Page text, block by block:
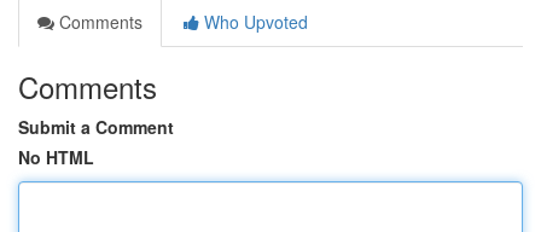
Comments
Who Upvoted
Comments
Submit a Comment
No HTML